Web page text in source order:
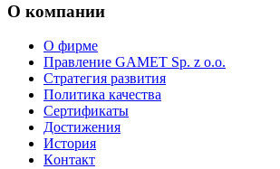
О компании
О фирме
Правление GAMET Sp. z o.o.
Стратегия развития
Политика качества
Сертификаты
Достижения
История
Кoнтaкт